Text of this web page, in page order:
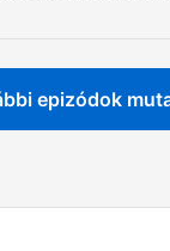
epizódok